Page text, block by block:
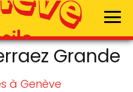
Grande
à Genève